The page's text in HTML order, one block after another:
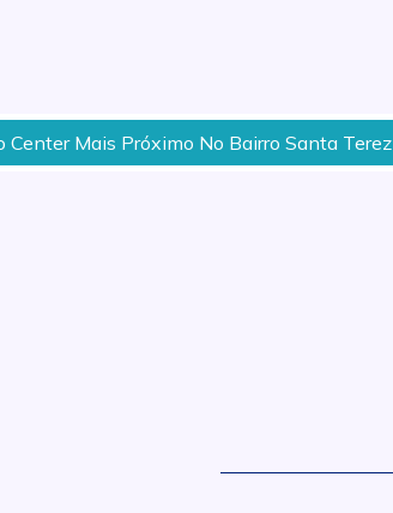
Mais Próximo No Bairro Santa Terezinha,